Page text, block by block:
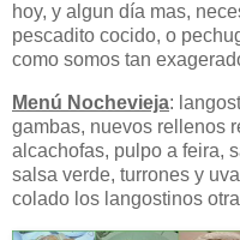
hoy, y algun día mas,
pescadito cocido, o
como somos tan
Menú Nochevieja:
gambas, nuevos rellenos
alcachofas, pulpo a feira,
salsa verde, turrones y
colado los langostinos